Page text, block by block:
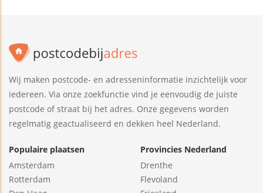
Wij maken postcode- en adresseninformatie inzichtelijk voor
iedereen. Via onze zoekfunctie vind je eenvoudig de juiste
postcode of straat bij het adres. Onze gegevens worden
regelmatig geactualiseerd en dekken heel Nederland.
Populaire plaatsen
Amsterdam
Rotterdam
Provincies Nederland
Drenthe
Flevoland